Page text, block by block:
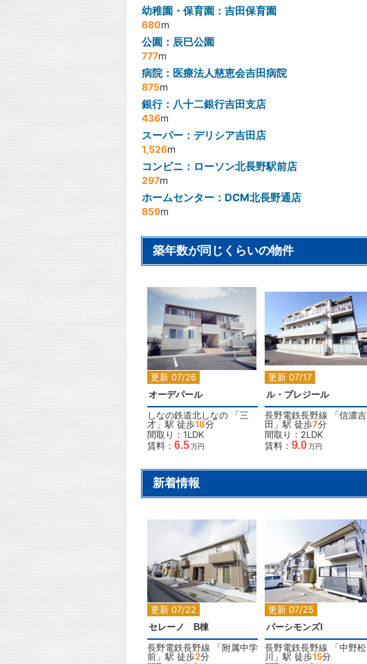
幼稚園・保育園：吉田保育園
680m
公園：辰巳公園
777m
病院：医療法人慈恵会吉田病院
875m
銀行：八十二銀行吉田支店
436m
スーパー：デリシア吉田店
1,526m
コンビニ：ローソン北長野駅前店
297m
ホームセンター：DCM北長野通店
859m
築年数が同じくらいの物件
更新 07/26
2
オーデパール
しなの鉄道北しなの 「三
才 」駅 徒歩18分
間取り：1LDK
賃料： 6.5万円
更新 07/17
2
ル・プレジール
長野電鉄長野線 「信濃吉
田 」駅 徒歩7分
間取り：2LDK
賃料： 9.0万円
新着情報
更新 07/22
セレーノ B棟
長野電鉄長野線 「附属中学
前 」駅 徒歩2分
更新 07/25
2
パーシモンズⅠ
長野電鉄長野線 「中野松
川 」駅 徒歩15分